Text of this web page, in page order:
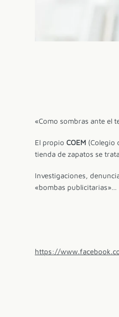
«Como sombras ante el
El propio COEM (Colegio
tienda de zapatos se
Investigaciones,
«bombas publicitarias»…
https://